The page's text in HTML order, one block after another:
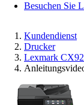
Besuchen Sie
Kundendienst
Drucker
Lexmark